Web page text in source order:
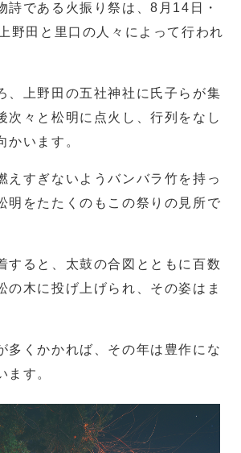
詩である火振り祭は、8月14日・
野田と里口の人々によって行われ
、上野田の五社神社に氏子らが集
次々と松明に点火し、行列をなし
かいます。
えすぎないようバンバラ竹を持っ
明をたたくのもこの祭りの見所で
すると、太鼓の合図とともに百数
の木に投げ上げられ、その姿はま
多くかかれば、その年は豊作にな
ます。